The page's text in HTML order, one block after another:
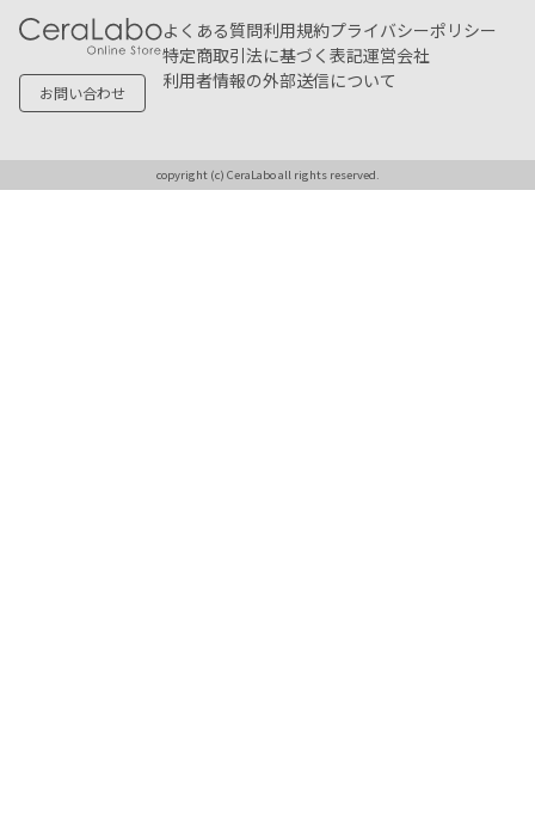
お問い合わせ
よくある質問利用規約プライバシーポリシー
特定商取引法に基づく表記運営会社
利用者情報の外部送信について
copyright (c) CeraLabo all rights reserved.